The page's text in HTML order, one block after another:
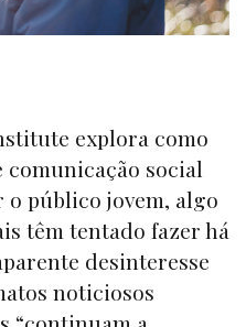
explora como
comunicação social
público jovem, algo
têm tentado fazer há
desinteresse
noticiosos